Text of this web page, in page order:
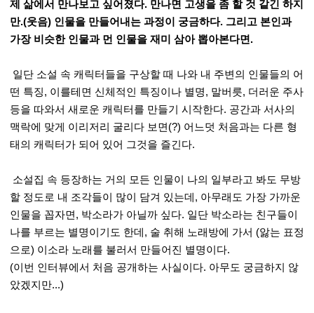
제 삶에서 만나보고 싶어졌다. 만나면 고생을 좀 할 것 같긴 하지
만.(웃음) 인물을 만들어내는 과정이 궁금하다. 그리고 본인과
가장 비슷한 인물과 먼 인물을 재미 삼아 뽑아본다면.
일단 소설 속 캐릭터들을 구상할 때 나와 내 주변의 인물들의 어
떤 특징, 이를테면 신체적인 특징이나 별명, 말버릇, 더러운 주사
등을 따와서 새로운 캐릭터를 만들기 시작한다. 공간과 서사의
맥락에 맞게 이리저리 굴리다 보면(?) 어느덧 처음과는 다른 형
태의 캐릭터가 되어 있어 그것을 즐긴다.
소설집 속 등장하는 거의 모든 인물이 나의 일부라고 봐도 무방
할 정도로 내 조각들이 많이 담겨 있는데, 아무래도 가장 가까운
인물을 꼽자면, 박소라가 아닐까 싶다. 일단 박소라는 친구들이
나를 부르는 별명이기도 한데, 술 취해 노래방에 가서 (앓는 표정
으로) 이소라 노래를 불러서 만들어진 별명이다.
(이번 인터뷰에서 처음 공개하는 사실이다. 아무도 궁금하지 않
았겠지만...)